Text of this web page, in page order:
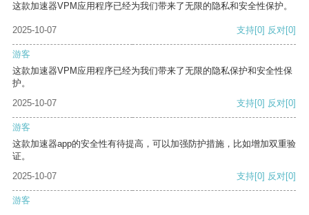
这款加速器VPM应用程序已经为我们带来了无限的隐私和安全性保护。
2025-10-07 支持[0] 反对[0]
游客
这款加速器VPM应用程序已经为我们带来了无限的隐私保护和安全性保
护。
2025-10-07
支持[0] 反对[0]
游客
这款加速器app的安全性有待提高，可以加强防护措施，比如增加双重验
证。
2025-10-07
支持[0] 反对[0]
游客